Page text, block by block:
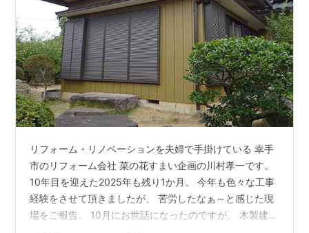
リフォーム・リノベーションを夫婦で手掛けている 幸手
市のリフォーム会社 菜の花すまい企画の川村孝一です。
10年目を迎えた2025年も残り1か月。 今年も色々な工事
経験をさせて頂きましたが、 苦労したなぁ～と感じた現
場をご報告。 10月にお世話になったのですが、 木製建具